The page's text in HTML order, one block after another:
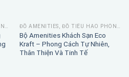
Bộ Amenities Khách Sạn Eco
Kraft – Phong Cách Tự Nhiên,
Thân Thiện Và Tinh Tế